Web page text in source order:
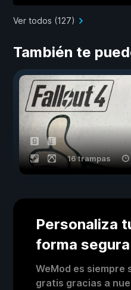
Ver todos (127)
También te
16 trampas
Personaliza
forma
WeMod es siempre
gratis gracias a